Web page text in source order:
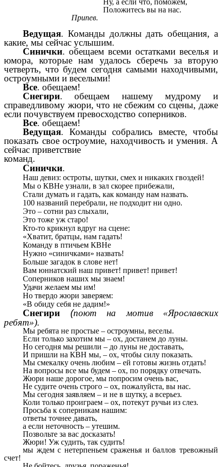
Ну, а если что, поможем,
Положитесь вы на нас.
Припев.
Ведущая. Команды должны дать обещания, а
какие, мы сейчас услышим.
Синички. обещаем всеми остатками веселья и
юмора, которые нам удалось сберечь за вторую
четверть, что будем сегодня самыми находчивыми,
остроумными и веселыми!
Все. обещаем!
Снегири. обещаем нашему мудрому и
справедливому жюри, что не сбежим со сцены, даже
если почувствуем превосходство соперников.
Все. обещаем!
Ведущая. Команды собрались вместе, чтобы
показать свое остроумие, находчивость и умения. А
сейчас приветствие
команд.
Синички.
Наш девиз: остроты, шутки, смех и никаких гвоздей!
Мы о КВНе узнали, в зал скорее прибежали,
Стали думать и гадать, как команду нам назвать.
100 названий перебрали, не подходит ни одно.
Это – сотни раз слыхали,
Это тоже уж старо!
Кто-то крикнул вдруг на сцене:
«Хватит, братцы, нам гадать!
Команду в птичьем КВНе
Нужно «синичками» назвать!
Больше загадок в слове нет!
Вам юннатский наш привет! привет! привет!
Соперников наших мы знаем!
Удачи желаем мы им!
Но твердо жюри заверяем:
«В обиду себя не дадим!»
Снегири (поют на мотив «Ярославских
ребят»).
Мы ребята не простые – остроумны, веселы.
Если только захотим мы – ох, достанем до луны.
Но сегодня мы решили – до луны не доставать,
И пришли на КВН мы, – ох, чтобы силу показать.
Мы смекалку очень любим – ей готовы жизнь отдать!
На вопросы все мы будем – ох, по порядку отвечать.
Жюри наше дорогое, мы попросим очень вас,
Не судите очень строго – ох, пожалуйста, вы нас.
Мы сегодня заявляем – и не в шутку, а всерьез.
Коли только проиграем – ох, потекут ручьи из слез.
Просьба к соперникам нашим:
ответы точнее давать,
а если неточность – утешим.
Позвольте за вас досказать!
Жюри! Уж судить, так судить!
мы ждем с нетерпеньем сраженья и баллов тревожный
счет!